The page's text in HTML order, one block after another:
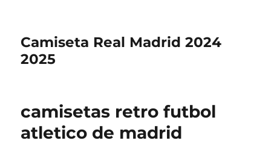
Camiseta Real Madrid 2024
2025
camisetas retro futbol
atletico de madrid